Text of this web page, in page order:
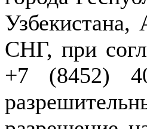
Узбекистана,
СНГ, при
+7 (8452)